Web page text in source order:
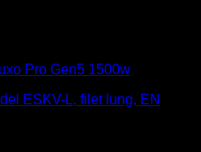
Pro Gen5 1500w